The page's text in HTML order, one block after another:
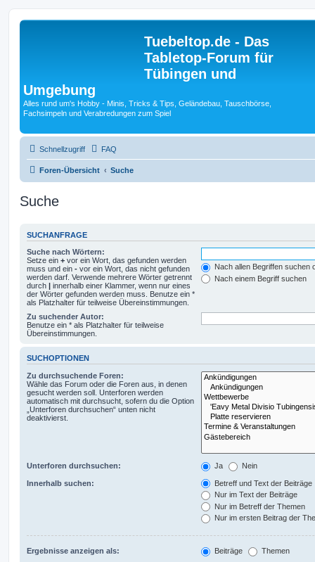
Tuebeltop.de - Das
Tabletop-Forum für
Tübingen und
Umgebung
Alles rund um's Hobby - Minis, Tricks & Tips, Geländebau, Tauschbörse,
Fachsimpeln und Verabredungen zum Spiel
Schnellzugriff FAQ
Foren-Übersicht Suche
Suche
SUCHANFRAGE
Suche nach Wörtern:
Setze ein + vor ein Wort, das gefunden werden
muss und ein - vor ein Wort, das nicht gefunden
werden darf. Verwende mehrere Wörter getrennt
durch | innerhalb einer Klammer, wenn nur eines
der Wörter gefunden werden muss. Benutze ein *
als Platzhalter für teilweise Übereinstimmungen.
Nach allen Begriffen suchen
Nach einem Begriff suchen
Zu suchender Autor:
Benutze ein * als Platzhalter für teilweise
Übereinstimmungen.
SUCHOPTIONEN
Zu durchsuchende Foren:
Wähle das Forum oder die Foren aus, in denen
gesucht werden soll. Unterforen werden
automatisch mit durchsucht, sofern du die Option
„Unterforen durchsuchen“ unten nicht
deaktivierst.
Unterforen durchsuchen: Ja Nein
Innerhalb suchen:
Betreff und Text der Beiträge
Nur im Text der Beiträge
Nur im Betreff der Themen
Nur im ersten Beitrag der
Ergebnisse anzeigen als: Beiträge Themen